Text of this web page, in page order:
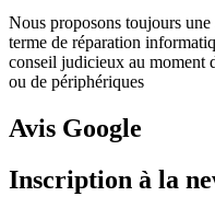
Nous proposons toujours
terme de réparation
conseil judicieux au moment
ou de périphériques
Avis Google
Inscription à la